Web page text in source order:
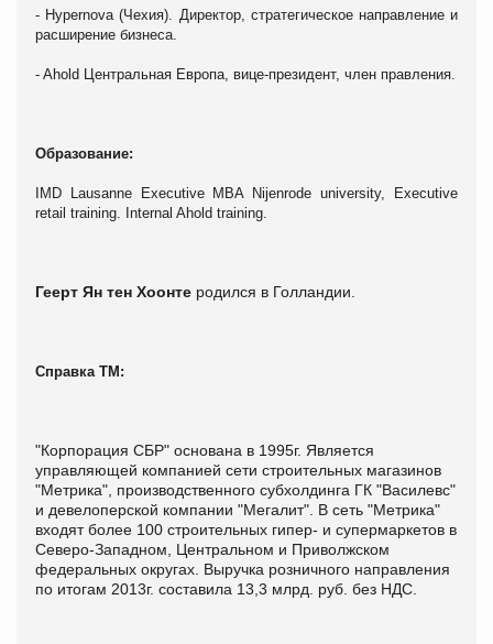
- Hypernova (Чехия). Директор, стратегическое направление и
расширение бизнеса.
- Ahold Центральная Европа, вице-президент, член правления.
Образование:
IMD Lausanne Executive MBA Nijenrode university, Executive
retail training. Internal Ahold training.
Геерт Ян тен Хоонте родился в Голландии.
Справка ТМ:
"Корпорация СБР" основана в 1995г. Является
управляющей компанией сети строительных магазинов
"Метрика", производственного субхолдинга ГК "Василевс"
и девелоперской компании "Мегалит". В сеть "Метрика"
входят более 100 строительных гипер- и супермаркетов в
Северо-Западном, Центральном и Приволжском
федеральных округах. Выручка розничного направления
по итогам 2013г. составила 13,3 млрд. руб. без НДС.